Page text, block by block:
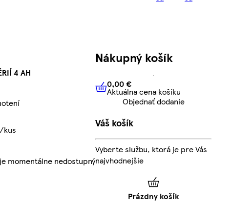
4 AH
kus
momentálne nedostupný
Nákupný košík
0,00 € Aktuálna cena košíku
0,00 €
Aktuálna cena košíku
Objednať dodanie
Váš košík
Vyberte službu, ktorá je pre Vás
najvhodnejšie
Prázdny košík